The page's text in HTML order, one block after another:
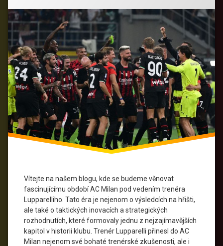
Vítejte na našem blogu, kde se budeme věnovat
fascinujícímu období AC Milan pod vedením trenéra
Lupparelliho. Tato éra je nejenom o výsledcích na hřišti,
ale také o taktických inovacích a strategických
rozhodnutích, které formovaly jednu z nejzajímavějších
kapitol v historii klubu. Trenér Lupparelli přinesl do AC
Milan nejenom své bohaté trenérské zkušenosti, ale i
Fotbalová
historie
Fotbalová
kultura
Fotbalové
legendy
Fotbalové
strategie
Italský
fotbal
Serie
A
Sportovní
úspěchy